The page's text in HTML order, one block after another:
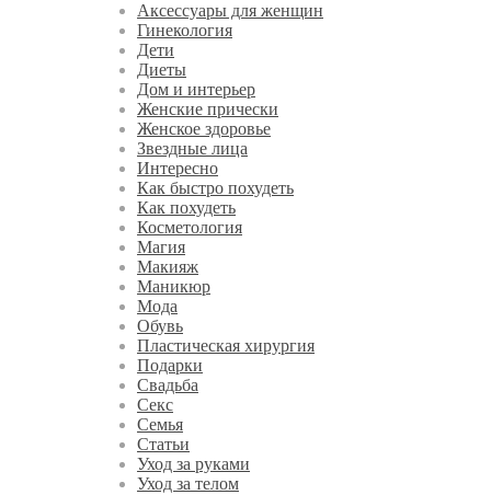
Аксессуары для женщин
Гинекология
Дети
Диеты
Дом и интерьер
Женские прически
Женское здоровье
Звездные лица
Интересно
Как быстро похудеть
Как похудеть
Косметология
Магия
Макияж
Маникюр
Мода
Обувь
Пластическая хирургия
Подарки
Свадьба
Секс
Семья
Статьи
Уход за руками
Уход за телом